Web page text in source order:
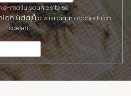
e-mailu souhlasíte se
údajůa zasíláním obchodních
sdělení.